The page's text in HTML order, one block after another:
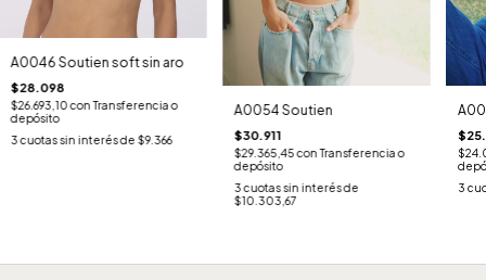
A0046 Soutien soft sin aro
$28.098
$26.693,10con Transferencia o
depósito
3 cuotas sin interés de $9.366
A0054 Soutien
$30.911
$29.365,45con Transferencia o
depósito
3 cuotas sin interés de
$10.303,67
3